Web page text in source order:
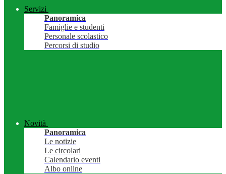
Servizi
Panoramica
Famiglie e studenti
Personale scolastico
Percorsi di studio
Novità
Panoramica
Le notizie
Le circolari
Calendario eventi
Albo online